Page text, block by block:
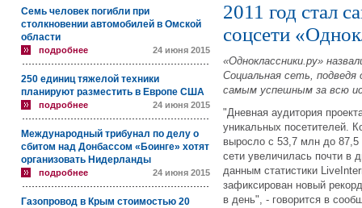
Семь человек погибли при
столкновении автомобилей в Омской
области
подробнее 24 июня 2015
250 единиц тяжелой техники
планируют разместить в Европе США
подробнее 24 июня 2015
Международный трибунал по делу о
сбитом над Донбассом «Боинге» хотят
организовать Нидерланды
подробнее 24 июня 2015
Газопровод в Крым стоимостью 20
2011 год стал
соцсети
«Одноклассники.ру»
Социальная сеть, подведя
самым успешным за всю
"Дневная аудитория
уникальных посетителей.
выросло с 53,7 млн до 87,5
сети увеличилась почти в
данным статистики
зафиксирован новый
в день", - говорится в